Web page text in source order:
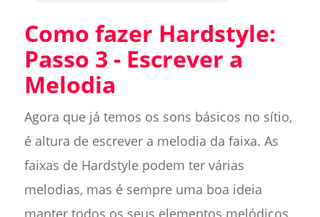
Como fazer Hardstyle:
Passo 3 - Escrever a
Melodia
Agora que já temos os sons básicos no sítio,
é altura de escrever a melodia da faixa. As
faixas de Hardstyle podem ter várias
melodias, mas é sempre uma boa ideia